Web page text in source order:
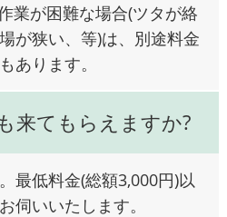
業が困難な場合(ツタが絡
が狭い、等)は、別途料金
あります。
来てもらえますか?
最低料金(総額3,000円)以
伺いいたします。